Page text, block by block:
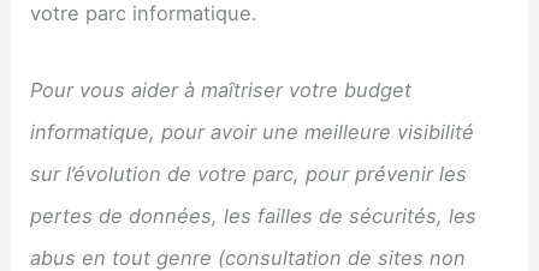
votre parc informatique.
Pour vous aider à maîtriser votre budget
informatique, pour avoir une meilleure visibilité
sur l’évolution de votre parc, pour prévenir les
pertes de données, les failles de sécurités, les
abus en tout genre (consultation de sites non